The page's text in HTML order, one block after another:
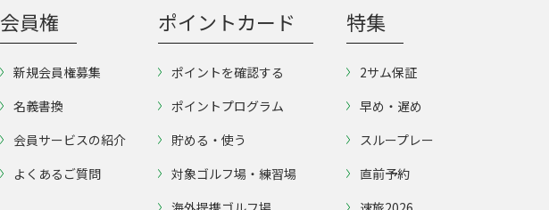
会員権
新規会員権募集
名義書換
会員サービスの紹介
よくあるご質問
ポイントカード
ポイントを確認する
ポイントプログラム
貯める・使う
対象ゴルフ場・練習場
特集
2サム保証
早め・遅め
スループレー
直前予約